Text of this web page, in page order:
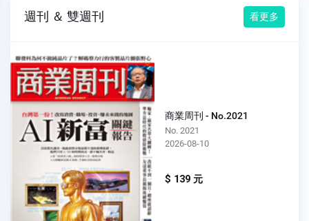
週刊 ＆ 雙週刊 看更多
商業周刊 - No.2021
No. 2021
2026-08-10
$ 139 元